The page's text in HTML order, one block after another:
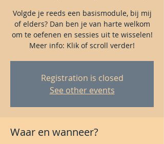
Volgde je reeds een basismodule, bij mij
of elders? Dan ben je van harte welkom
om te oefenen en sessies uit te wisselen!
Meer info: Klik of scroll verder!
Registration is closed
See other events
Waar en wanneer?